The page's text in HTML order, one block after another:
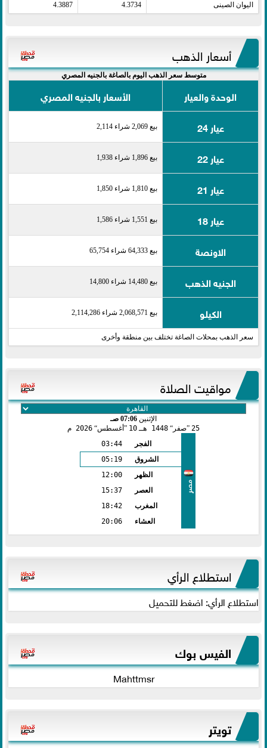
اليوان الصينى​ 4.3734
4.3887
أسعار الذهب
متوسط سعر الذهب اليوم بالصاغة بالجنيه المصري
الوحدة والعيار
الأسعار بالجنيه المصري
عيار 24
بيع 2,069 شراء 2,114
عيار 22 بيع 1,896 شراء 1,938
عيار 21 بيع 1,810 شراء 1,850
عيار 18 بيع 1,551 شراء 1,586
الاونصة بيع 64,333 شراء 65,754
الجنيه الذهب بيع 14,480 شراء 14,800
الكيلو بيع 2,068,571 شراء 2,114,286
سعر الذهب بمحلات الصاغة تختلف بين منطقة وأخرى
مواقيت الصلاة
الإثنين 07:06 صـ
25 صفر 1448 هـ 10 أغسطس 2026 م
مصر
الفجر
03:44
الشروق
05:19
الظهر
12:00
العصر
15:37
المغرب
18:42
العشاء
20:06
استطلاع الرأي
استطلاع الرأي: اضغط للتحميل
الفيس بوك
Mahttmsr
تويتر